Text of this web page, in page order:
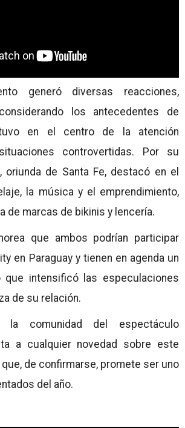
generó diversas reacciones,
los antecedentes de
en el centro de la atención
controvertidas. Por su
oriunda de Santa Fe, destacó en el
la música y el emprendimiento,
de marcas de bikinis y lencería.
que ambos podrían participar
en Paraguay y tienen en agenda un
que intensificó las especulaciones
de su relación.
la comunidad del espectáculo
a cualquier novedad sobre este
de confirmarse, promete ser uno
del año.